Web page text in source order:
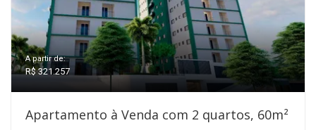
A partir de:
R$ 321.257
Apartamento à Venda com 2 quartos, 60m²